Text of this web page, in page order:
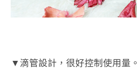
▼滴管設計，很好控制使用量。